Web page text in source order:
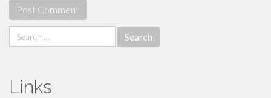
Search
for:
Links